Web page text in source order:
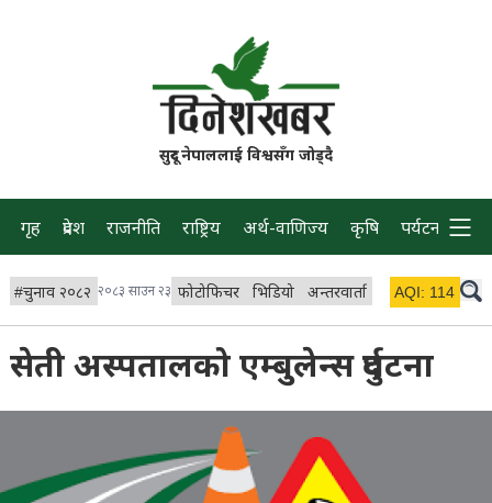
सुदूर नेपाललाई विश्वसँग जोड्दै
गृह प्रदेश राजनीति राष्ट्रिय अर्थ-वाणिज्य कृषि पर्यटन प्रवास
#चुनाव २०८२ २०८३ साउन २३ फोटोफिचर भिडियो अन्तरवार्ता विचार/ब्लग
AQI: 114
सेती अस्पतालको एम्बुलेन्स दुर्घटना